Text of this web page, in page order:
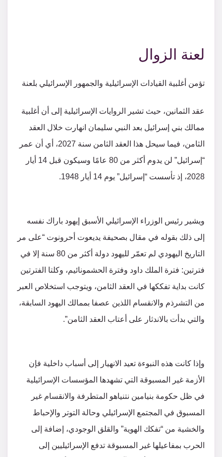
لعنة الزوال
تؤمن أغلبية القيادات الإسرائيلية والجمهور الإسرائيلي بلعنة
عقد الثمانين، حيث تشير الروايات الإسرائيلية إلى أن أغلبية
ممالك بني إسرائيل بعد النبي سليمان انهارت خلال العقد
الثامن، فيما سيحل هذا العقد الثامن سنة 2027، أي أن عمر
“إسرائيل” لن يدوم أكثر من 80 عامًا وسيكون قبل 14 أيار
2028، إذ تأسست “إسرائيل” يوم 14 أيار 1948.
ويشير رئيس الوزراء الإسرائيلي الأسبق إيهود باراك نفسه
إلى ذلك بقوله في مقال بصحيفة يديعوت أحرونوت “على مر
التاريخ اليهودي لم تعمّر لليهود دولة أكثر من 80 سنة إلا في
فترتين: فترة الملك داود وفترة الحشمونائيم، وكلتا الفترتين
كانت بداية تفككها في العقد الثامن، ويتوجب استخلاص العبر
من التشرذم والانقسام اللذين عصفا بممالك اليهود السابقة،
والتي بدأت بالاندثار على أعتاب العقد الثامن”.
وإذا كانت هذه النبوءة تعيد الانهيار إلى أسباب داخلية فإن
الأزمة غير المسبوقة التي تشهدها المؤسسات الإسرائيلية
في ظل حكومة بنيامين نتنياهو المتطرفة والانقسام غير
المسبوق في المجتمع الإسرائيلي وحالة التوتر والإحباط
والخشية من “تفكك الهوية” والقلق الوجودي، إضافة إلى
الحرب بمفاعيلها غير المسبوقة تدفع الإسرائيليين إلى